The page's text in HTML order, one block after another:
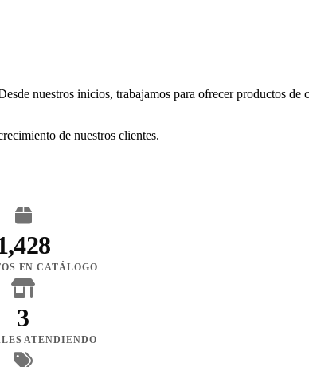
nuestros inicios, trabajamos para ofrecer productos de
de nuestros clientes.
EN CATÁLOGO
3
ATENDIENDO